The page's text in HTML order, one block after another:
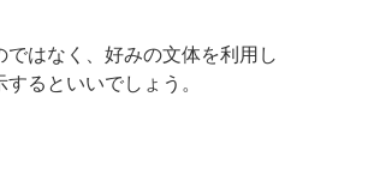
はなく、好みの文体を利用し
るといいでしょう。